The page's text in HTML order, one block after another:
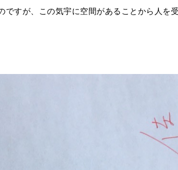
ですが、この気宇に空間があることから人を